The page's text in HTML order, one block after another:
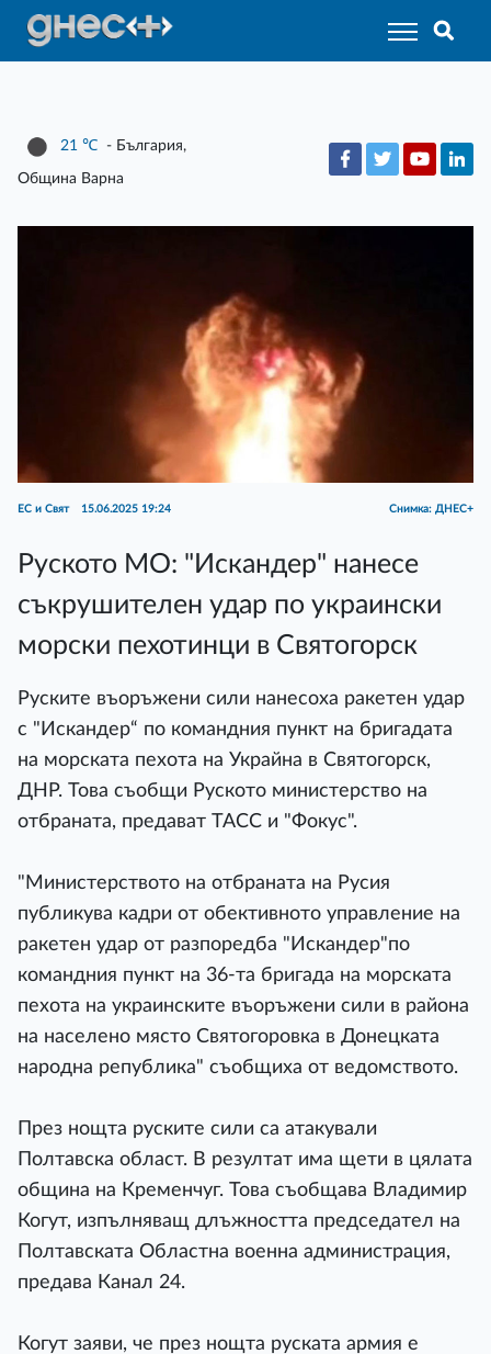
21 ℃ - България,
Община Варна
ЕС и Свят 15.06.2025 19:24 Снимка: ДНЕС+
Руското МО: "Искандер" нанесе
съкрушителен удар по украински
морски пехотинци в Святогорск
Руските въоръжени сили нанесоха ракетен удар
с "Искандер“ по командния пункт на бригадата
на морската пехота на Украйна в Святогорск,
ДНР. Това съобщи Руското министерство на
отбраната, предават ТАСС и "Фокус".
"Министерството на отбраната на Русия
публикува кадри от обективното управление на
ракетен удар от разпоредба "Искандер"по
командния пункт на 36-та бригада на морската
пехота на украинските въоръжени сили в района
на населено място Святогоровка в Донецката
народна република" съобщиха от ведомството.
През нощта руските сили са атакували
Полтавска област. В резултат има щети в цялата
община на Кременчуг. Това съобщава Владимир
Когут, изпълняващ длъжността председател на
Полтавската Областна военна администрация,
предава Канал 24.
Когут заяви, че през нощта руската армия е